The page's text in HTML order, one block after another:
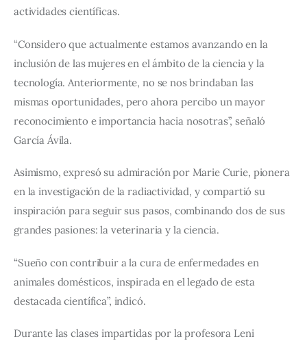
actividades científicas.
“Considero que actualmente estamos avanzando en la
inclusión de las mujeres en el ámbito de la ciencia y la
tecnología. Anteriormente, no se nos brindaban las
mismas oportunidades, pero ahora percibo un mayor
reconocimiento e importancia hacia nosotras”, señaló
García Ávila.
Asimismo, expresó su admiración por Marie Curie, pionera
en la investigación de la radiactividad, y compartió su
inspiración para seguir sus pasos, combinando dos de sus
grandes pasiones: la veterinaria y la ciencia.
“Sueño con contribuir a la cura de enfermedades en
animales domésticos, inspirada en el legado de esta
destacada científica”, indicó.
Durante las clases impartidas por la profesora Leni